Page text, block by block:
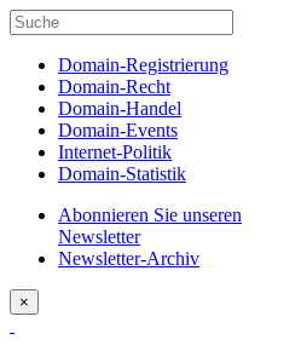
Domain-Registrierung
Domain-Recht
Domain-Handel
Domain-Events
Internet-Politik
Domain-Statistik
Abonnieren Sie unseren
Newsletter
Newsletter-Archiv
×